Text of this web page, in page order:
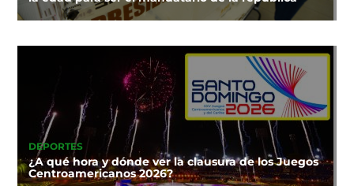
DEPORTES
¿A qué hora y dónde ver la clausura de los Juegos
Centroamericanos 2026?